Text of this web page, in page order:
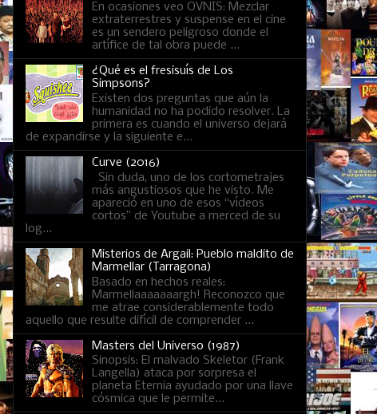
En ocasiones veo OVNIS: Mezclar
extraterrestres y suspense en el cine
es un sendero peligroso donde el
artífice de tal obra puede ...
¿Qué es el fresisuís de Los
Simpsons?
Existen dos preguntas que aún la
humanidad no ha podido resolver. La
primera es cuando el universo dejará
de expandirse y la siguiente e...
Curve (2016)
Sin duda, uno de los cortometrajes
más angustiosos que he visto. Me
apareció en uno de esos “vídeos
cortos” de Youtube a merced de su
log...
Misterios de Argail: Pueblo maldito de
Marmellar (Tarragona)
Basado en hechos reales:
Marmellaaaaaaargh! Reconozco que
me atrae considerablemente todo
aquello que resulte difícil de comprender ...
Masters del Universo (1987)
Sinopsis: El malvado Skeletor (Frank
Langella) ataca por sorpresa el
planeta Eternia ayudado por una llave
cósmica que le permite...